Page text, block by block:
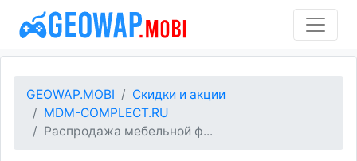
GEOWAP.MOBI
Скидки и акции
MDM-COMPLECT.RU
Распродажа мебельной ф...